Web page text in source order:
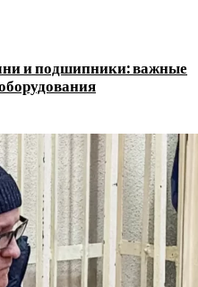
и подшипники: важные